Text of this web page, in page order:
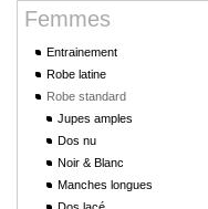
Femmes
Entrainement
Robe latine
Robe standard
Jupes amples
Dos nu
Noir & Blanc
Manches longues